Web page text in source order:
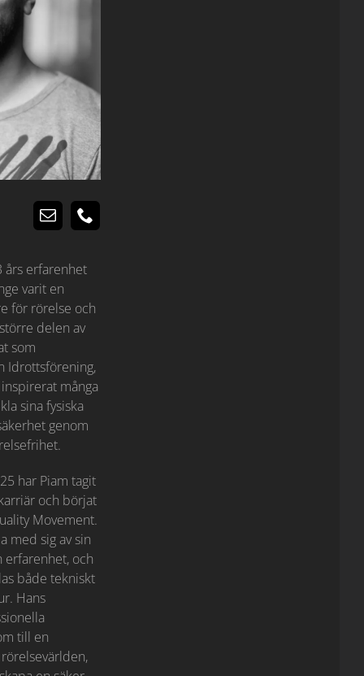
års erfarenhet
varit en
för rörelse och
delen av
som
Idrottsförening,
många
sina fysiska
genom
har Piam tagit
och börjat
Movement.
med sig av sin
erfarenhet, och
både tekniskt
Hans
till en